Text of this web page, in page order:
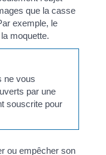
que la casse
exemple, le
moquette.
ne vous
par une
souscrite pour
ou empêcher son